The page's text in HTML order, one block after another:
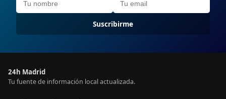
Suscribirme
24h Madrid
Tu fuente de información local actualizada.